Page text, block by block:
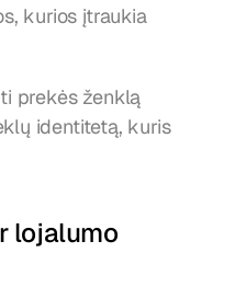
kurios įtraukia
prekės ženklą
identitetą, kuris
lojalumo